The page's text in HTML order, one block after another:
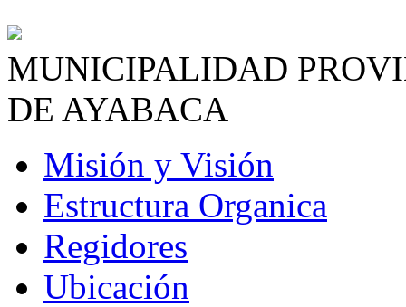
MUNICIPALIDAD
DE AYABACA
Misión y Visión
Estructura Organica
Regidores
Ubicación